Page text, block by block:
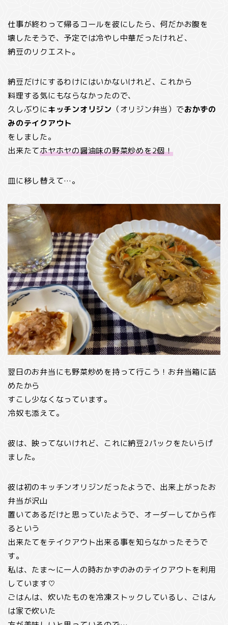
仕事が終わって帰るコールを彼にしたら、何だかお腹を
壊したそうで、予定では冷やし中華だったけれど、
納豆のリクエスト。
納豆だけにするわけにはいかないけれど、これから
料理する気にもならなかったので、
久しぶりにキッチンオリジン （オリジン弁当）でおかずの
みのテイクアウト
をしました。
出来たてホヤホヤの醤油味の野菜炒めを2個！
皿に移し替えて…。
翌日のお弁当にも野菜炒めを持って行こう！お弁当箱に詰
めたから
すこし少なくなっています。
冷奴も添えて。
彼は、映ってないけれど、これに納豆2パックをたいらげ
ました。
彼は初のキッチンオリジンだったようで、出来上がったお
弁当が沢山
置いてあるだけと思っていたようで、オーダーしてから作
るという
出来たてをテイクアウト出来る事を知らなかったそうで
す。
私は、たま～に一人の時おかずのみのテイクアウトを利用
しています♡
ごはんは、炊いたものを冷凍ストックしているし、ごはん
は家で炊いた